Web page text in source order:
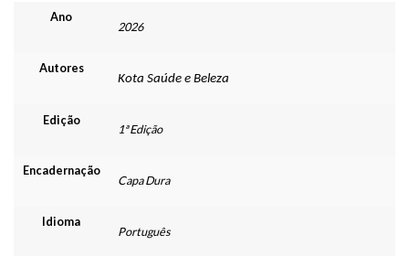
Ano
2026
Autores
Kota Saúde e Beleza
Edição
1ª Edição
Encadernação
Capa Dura
Idioma
Português